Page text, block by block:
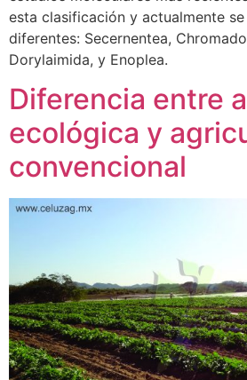
esta clasificación y actualmente
diferentes: Secernentea,
Dorylaimida, y Enoplea.
Diferencia entre
ecológica y
convencional